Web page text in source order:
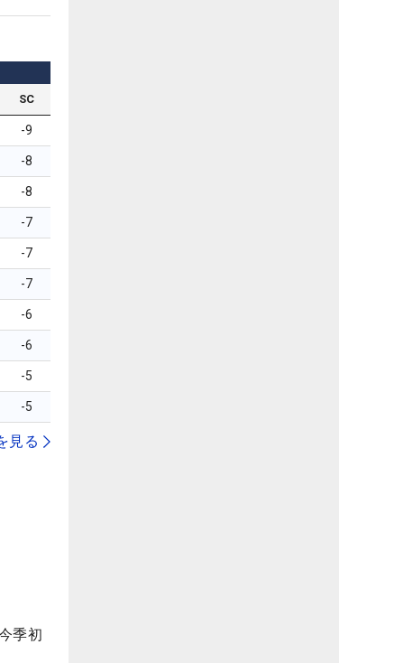
SC
-9
-8
-8
-7
-7
-7
-6
-6
-5
-5
見る
季初